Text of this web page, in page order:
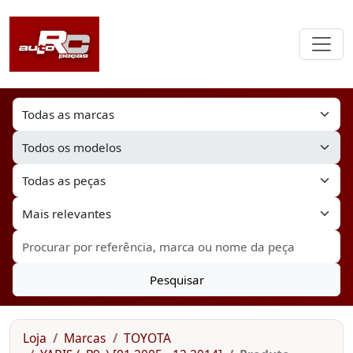
Pesquisar
Loja Marcas
TOYOTA